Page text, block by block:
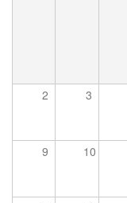
2 3
9 10